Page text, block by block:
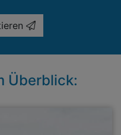
Überblick: